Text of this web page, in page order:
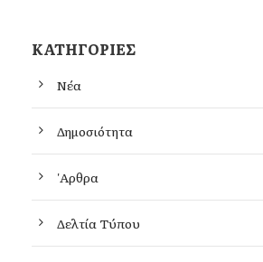
KΑΤΗΓΟΡΊΕΣ
Νέα
Δημοσιότητα
'Αρθρα
Δελτία Τύπου